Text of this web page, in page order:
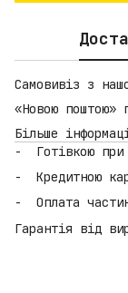
Самовивіз з
«Новою поштою»
Більше
Готівкою
Кредитною
Оплата
Гарантія від